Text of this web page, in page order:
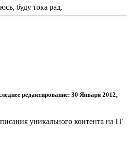
буду тока рад.
редактирование: 30 Января 2012,
уникального контента на IT